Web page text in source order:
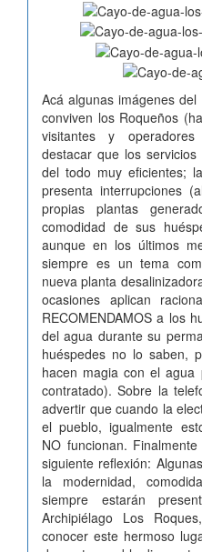
Acá algunas imágenes
conviven los Roqueños
visitantes y
destacar que los
del todo muy eficientes;
presenta interrupciones
propias plantas
comodidad de sus
aunque en los últimos
siempre es un tema
nueva planta
ocasiones aplican
RECOMENDAMOS a los
del agua durante su
huéspedes no lo saben,
hacen magia con el
contratado). Sobre la
advertir que cuando la
el pueblo, igualmente
NO funcionan.
siguiente reflexión:
la modernidad,
siempre estarán
Archipiélago Los
conocer este hermoso